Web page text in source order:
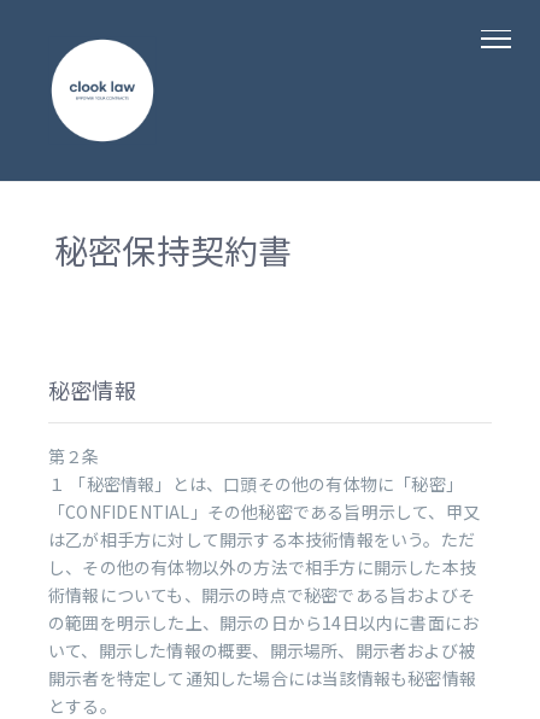
秘密保持契約書
秘密情報
第２条
１ 「秘密情報」とは、口頭その他の有体物に「秘密」
「CONFIDENTIAL」その他秘密である旨明示して、甲又
は乙が相手方に対して開示する本技術情報をいう。ただ
し、その他の有体物以外の方法で相手方に開示した本技
術情報についても、開示の時点で秘密である旨およびそ
の範囲を明示した上、開示の日から14日以内に書面にお
いて、開示した情報の概要、開示場所、開示者および被
開示者を特定して通知した場合には当該情報も秘密情報
とする。